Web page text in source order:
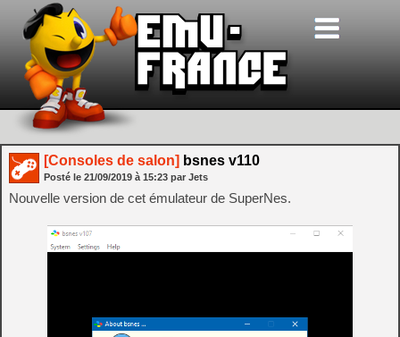
[Consoles de salon] bsnes v110
Posté le 21/09/2019 à 15:23 par Jets
Nouvelle version de cet émulateur de SuperNes.